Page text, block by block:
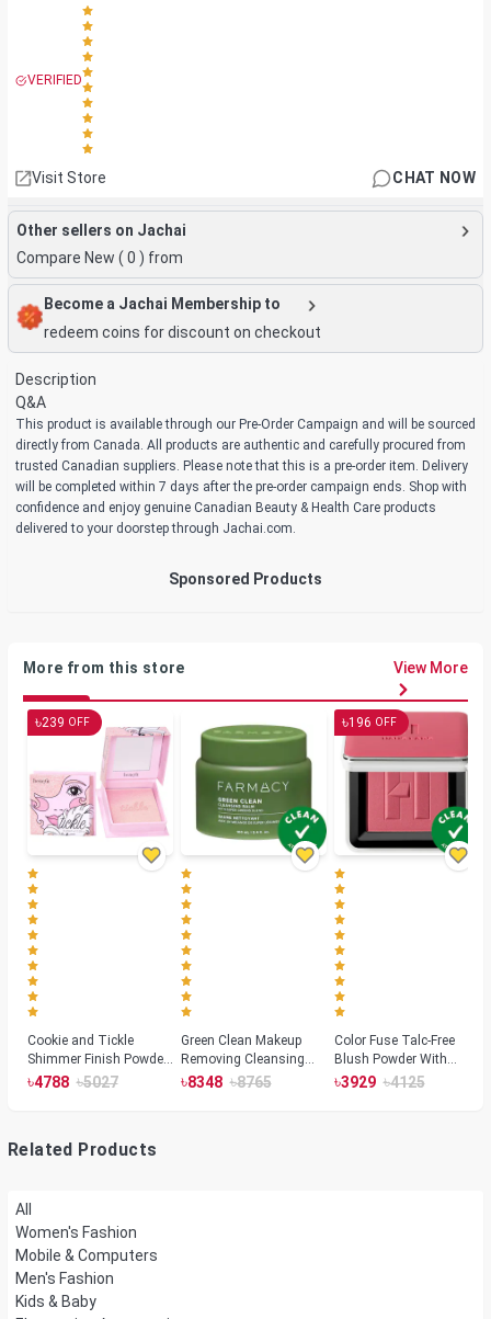
VERIFIED
Visit Store CHAT NOW
Other sellers on Jachai
Compare New ( 0 ) from
Become a Jachai Membership to
redeem coins for discount on checkout
Description
Q&A
This product is available through our Pre-Order Campaign and will be sourced
directly from Canada. All products are authentic and carefully procured from
trusted Canadian suppliers. Please note that this is a pre-order item. Delivery
will be completed within 7 days after the pre-order campaign ends. Shop with
confidence and enjoy genuine Canadian Beauty & Health Care products
delivered to your doorstep through Jachai.com.
Sponsored Products
More from this store View More
৳239 OFF
Cookie and Tickle
Shimmer Finish Powder
Highlighters
৳4788 ৳5027
Green Clean Makeup
Removing Cleansing
Balm
৳8348 ৳8765
৳196 OFF
Color Fuse Talc-Free
Blush Powder With
Fermented Arnica
৳3929 ৳4125
Related Products
All
Women's Fashion
Mobile & Computers
Men's Fashion
Kids & Baby